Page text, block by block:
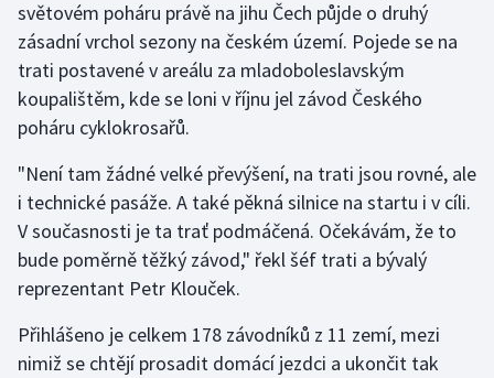
Jezdectví
Judo
Lezení
Lyže a snowboard
Motorsport
světovém poháru právě na jihu Čech půjde o druhý
zásadní vrchol sezony na českém území. Pojede se na
trati postavené v areálu za mladoboleslavským
koupalištěm, kde se loni v říjnu jel závod Českého
poháru cyklokrosařů.
"Není tam žádné velké převýšení, na trati jsou rovné, ale
i technické pasáže. A také pěkná silnice na startu i v cíli.
V současnosti je ta trať podmáčená. Očekávám, že to
bude poměrně těžký závod," řekl šéf trati a bývalý
reprezentant Petr Klouček.
Přihlášeno je celkem 178 závodníků z 11 zemí, mezi
nimiž se chtějí prosadit domácí jezdci a ukončit tak